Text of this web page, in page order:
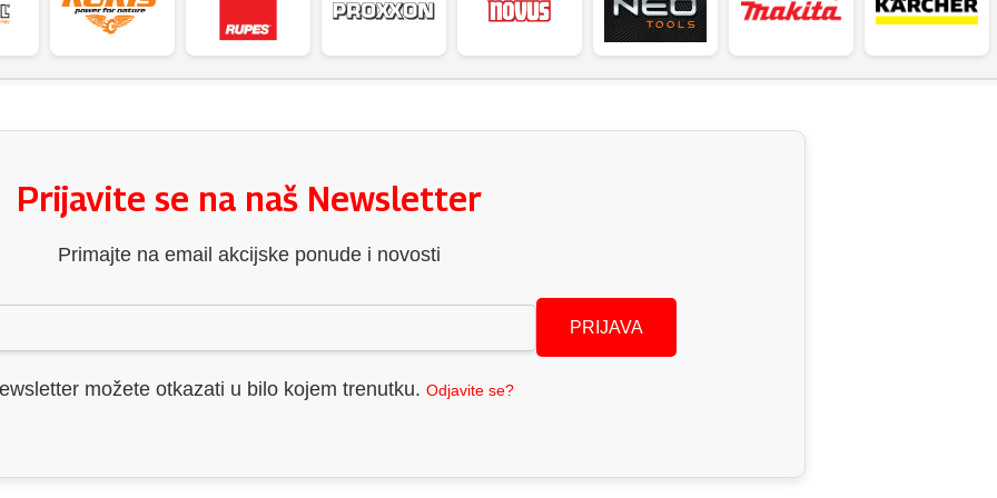
Prijavite se na naš Newsletter
Primajte na email akcijske ponude i novosti
PRIJAVA
možete otkazati u bilo kojem trenutku. Odjavite se?